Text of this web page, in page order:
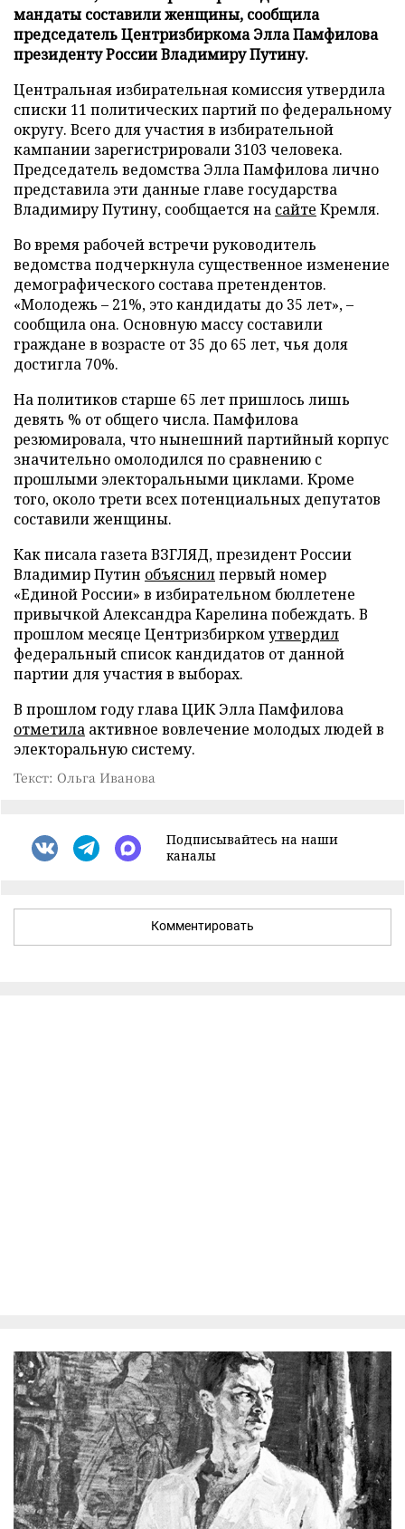
мандаты составили женщины, сообщила
председатель Центризбиркома Элла Памфилова
президенту России Владимиру Путину.
Центральная избирательная комиссия утвердила
списки 11 политических партий по федеральному
округу. Всего для участия в избирательной
кампании зарегистрировали 3103 человека.
Председатель ведомства Элла Памфилова лично
представила эти данные главе государства
Владимиру Путину, сообщается на сайте Кремля.
Во время рабочей встречи руководитель
ведомства подчеркнула существенное изменение
демографического состава претендентов.
«Молодежь – 21%, это кандидаты до 35 лет», –
сообщила она. Основную массу составили
граждане в возрасте от 35 до 65 лет, чья доля
достигла 70%.
На политиков старше 65 лет пришлось лишь
девять % от общего числа. Памфилова
резюмировала, что нынешний партийный корпус
значительно омолодился по сравнению с
прошлыми электоральными циклами. Кроме
того, около трети всех потенциальных депутатов
составили женщины.
Как писала газета ВЗГЛЯД, президент России
Владимир Путин объяснилпервый номер
«Единой России» в избирательном бюллетене
привычкой Александра Карелина побеждать. В
прошлом месяце Центризбиркомутвердил
федеральный список кандидатов от данной
партии для участия в выборах.
В прошлом году глава ЦИК Элла Памфилова
отметила активное вовлечение молодых людей в
электоральную систему.
Текст: Ольга Иванова
Подписывайтесь на наши
каналы
Комментировать